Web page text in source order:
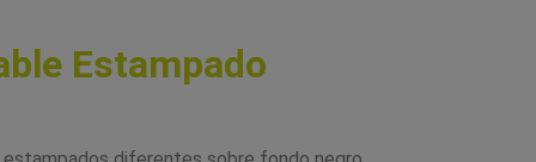
Estampado